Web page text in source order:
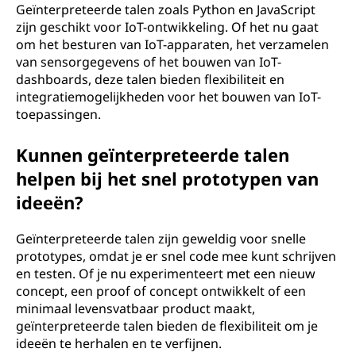
Geïnterpreteerde talen zoals Python en JavaScript
zijn geschikt voor IoT-ontwikkeling. Of het nu gaat
om het besturen van IoT-apparaten, het verzamelen
van sensorgegevens of het bouwen van IoT-
dashboards, deze talen bieden flexibiliteit en
integratiemogelijkheden voor het bouwen van IoT-
toepassingen.
Kunnen geïnterpreteerde talen
helpen bij het snel prototypen van
ideeën?
Geïnterpreteerde talen zijn geweldig voor snelle
prototypes, omdat je er snel code mee kunt schrijven
en testen. Of je nu experimenteert met een nieuw
concept, een proof of concept ontwikkelt of een
minimaal levensvatbaar product maakt,
geïnterpreteerde talen bieden de flexibiliteit om je
ideeën te herhalen en te verfijnen.